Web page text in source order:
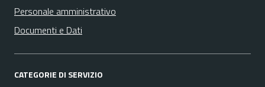
Personale amministrativo
Documenti e Dati
CATEGORIE DI SERVIZIO